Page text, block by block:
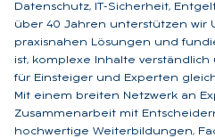
Datenschutz, IT-Sicherheit,
über 40 Jahren unterstützen wir
praxisnahen Lösungen und
ist, komplexe Inhalte
für Einsteiger und Experten
Mit einem breiten Netzwerk an
Zusammenarbeit mit
hochwertige Weiterbildungen,